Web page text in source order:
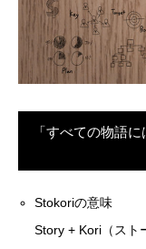
「すべての物語
Stokoriの意味
Story + Kori（スト